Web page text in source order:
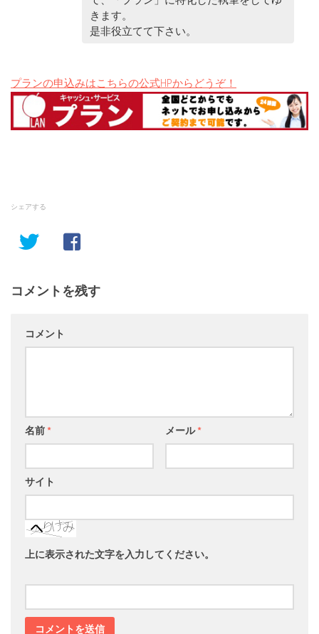
きます。
是非役立てて下さい。
プランの申込みはこちらの公式HPからどうぞ！
シェアする
コメントを残す
コメント
名前 * メール*
サイト
上に表示された文字を入力してください。